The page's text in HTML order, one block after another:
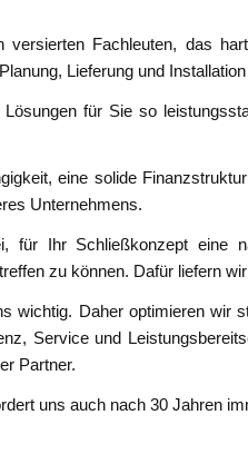
versierten Fachleuten, das
Lieferung und
Lösungen für Sie so
eine solide
Unternehmens.
für Ihr Schließkonzept eine
zu können. Dafür liefern
wichtig. Daher optimieren wir
Service und
Partner.
uns auch nach 30 Jahren